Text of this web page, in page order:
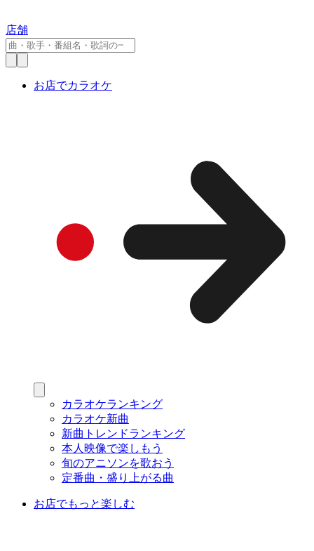
店舗
お店でカラオケ
カラオケランキング
カラオケ新曲
新曲トレンドランキング
本人映像で楽しもう
旬のアニソンを歌おう
定番曲・盛り上がる曲
お店でもっと楽しむ